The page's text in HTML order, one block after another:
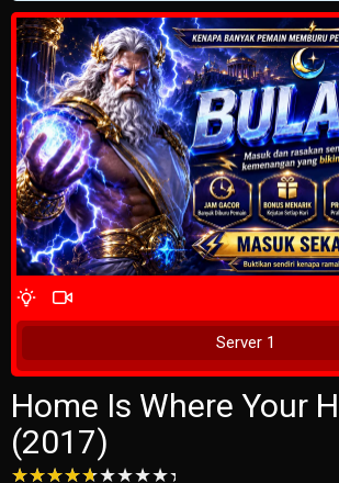
Tunggu 2 Detik
Server 1
Home Is Where Your
(2017)